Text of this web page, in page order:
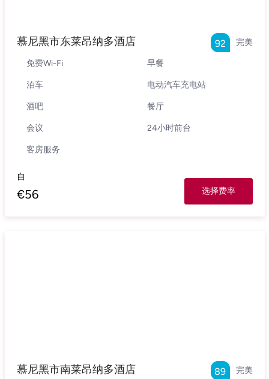
慕尼黑市东莱昂纳多酒店 完美
92
免费Wi-Fi 早餐
泊车 电动汽车充电站
酒吧 餐厅
会议 24小时前台
客房服务
自
€56 选择费率
慕尼黑市南莱昂纳多酒店 完美
89